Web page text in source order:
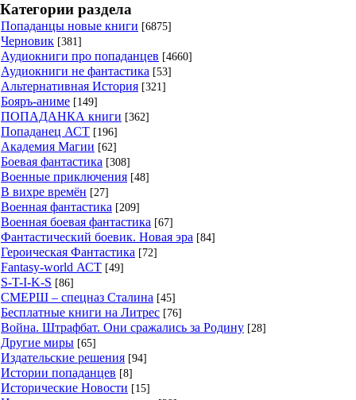
Категории раздела
Попаданцы новые книги [6875]
Черновик [381]
Аудиокниги про попаданцев [4660]
Аудиокниги не фантастика [53]
Альтернативная История [321]
Бояръ-аниме [149]
ПОПАДАНКА книги [362]
Попаданец АСТ [196]
Академия Магии [62]
Боевая фантастика [308]
Военные приключения [48]
В вихре времён [27]
Военная фантастика [209]
Военная боевая фантастика [67]
Фантастический боевик. Новая эра [84]
Героическая Фантастика [72]
Fantasy-world АСТ [49]
S-T-I-K-S [86]
СМЕРШ – спецназ Сталина [45]
Бесплатные книги на Литрес [76]
Война. Штрафбат. Они сражались за Родину [28]
Другие миры [65]
Издательские решения [94]
Истории попаданцев [8]
Исторические Новости [15]